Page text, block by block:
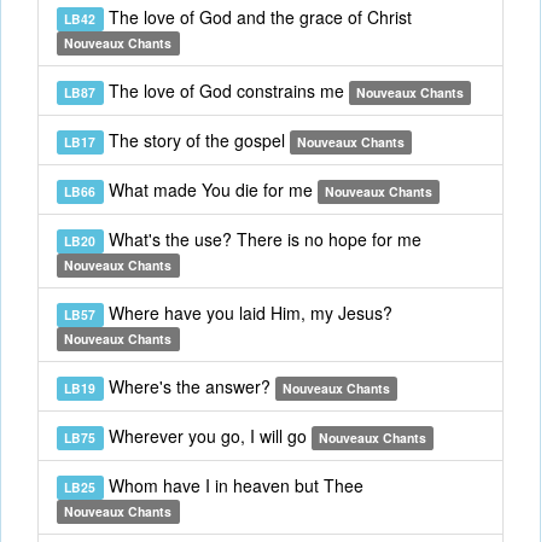
LB42 The love of God and the grace of Christ
Nouveaux Chants
LB87 The love of God constrains me Nouveaux Chants
LB17 The story of the gospel Nouveaux Chants
LB66 What made You die for me Nouveaux Chants
LB20 What's the use? There is no hope for me
Nouveaux Chants
LB57 Where have you laid Him, my Jesus?
Nouveaux Chants
LB19 Where's the answer? Nouveaux Chants
LB75 Wherever you go, I will go Nouveaux Chants
LB25 Whom have I in heaven but Thee
Nouveaux Chants